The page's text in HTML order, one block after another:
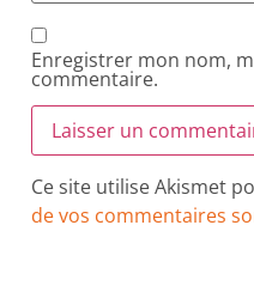
Enregistrer mon nom,
commentaire.
Ce site utilise Akismet
de vos commentaires